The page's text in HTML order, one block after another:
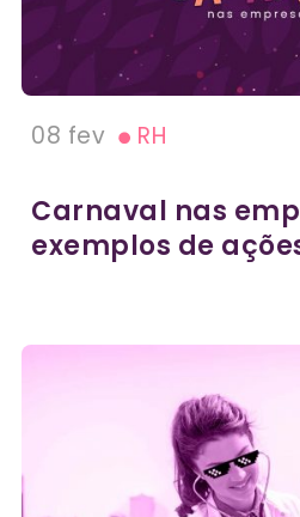
Carnaval nas
exemplos de
08 fev RH